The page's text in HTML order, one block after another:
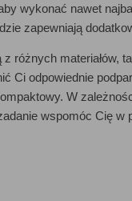
wykonać nawet
zapewniają
różnych materiałów,
Ci odpowiednie
W
wspomóc Cię